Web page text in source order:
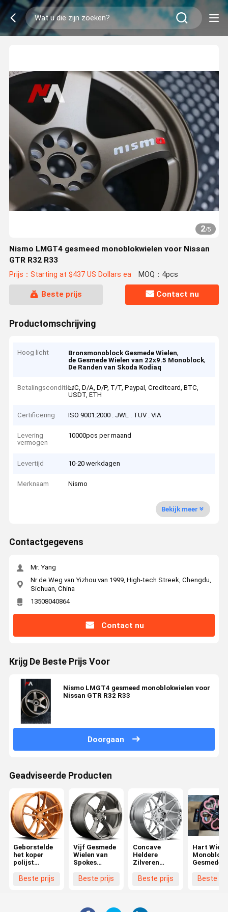
2/5
Nismo LMGT4 gesmeed monoblokwielen voor Nissan
GTR R32 R33
Prijs：Starting at $437 US Dollars ea MOQ：4pcs
Beste prijs Contact nu
Productomschrijving
Hoog licht Bronsmonoblock Gesmede Wielen,
de Gesmede Wielen van 22x9.5 Monoblock,
De Randen van Skoda Kodiaq
BetalingsconditiesL/C, D/A, D/P, T/T, Paypal, Creditcard, BTC,
USDT, ETH
Certificering ISO 9001:2000 . JWL . TUV . VIA
Levering
vermogen
10000pcs per maand
Levertijd 10-20 werkdagen
Merknaam Nismo
Bekijk meer
Contactgegevens
Mr. Yang
Nr de Weg van Yizhou van 1999, High-tech Streek, Chengdu,
Sichuan, China
13508040864
Contact nu
Krijg De Beste Prijs Voor
Nismo LMGT4 gesmeed monoblokwielen voor
Nissan GTR R32 R33
Doorgaan
Geadviseerde Producten
Geborstelde
het koper
polijst
smeedde
Beste prijs
Vijf Gesmede
Wielen van
Spokes
Beste prijs
Concave
Heldere
Zilveren
Gesmede
Beste prijs
Hart
Monoblock
Gesmede
Mini
Beste